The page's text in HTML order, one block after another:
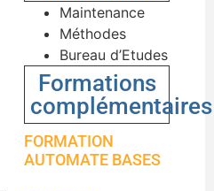
Maintenance
Méthodes
Bureau d’Etudes
Formations
complémentaires
FORMATION
AUTOMATE BASES